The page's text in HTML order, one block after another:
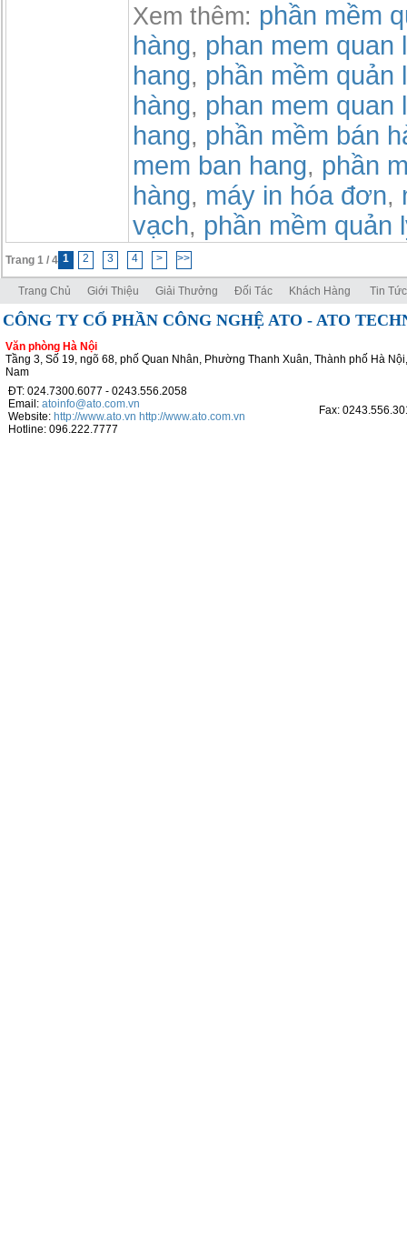
Xem thêm: phần mềm
hàng, phan mem quan
hang, phần mềm quản
hàng, phan mem quan
hang, phần mềm bán
mem ban hang, phần
hàng, máy in hóa đơn,
vạch, phần mềm quản
Trang 1 / 4 1 2 3 4 > >>
Trang Chủ Giới Thiệu Giải Thưởng Đối Tác Khách Hàng Tin Tức
CÔNG TY CỔ PHẦN CÔNG NGHỆ ATO - ATO
Văn phòng Hà Nội
Tầng 3, Số 19, ngõ 68, phố Quan Nhân, Phường Thanh Xuân, Thành phố Hà
Nam
ĐT: 024.7300.6077 - 0243.556.2058
Email: atoinfo@ato.com.vn
Website: http://www.ato.vn http://www.ato.com.vn
Hotline: 096.222.7777
Fax: